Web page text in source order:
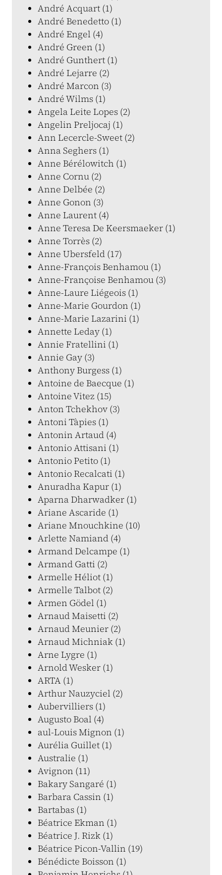
André Acquart (1)
André Benedetto (1)
André Engel (4)
André Green (1)
André Gunthert (1)
André Lejarre (2)
André Marcon (3)
André Wilms (1)
Angela Leite Lopes (2)
Angelin Preljocaj (1)
Ann Lecercle-Sweet (2)
Anna Seghers (1)
Anne Bérélowitch (1)
Anne Cornu (2)
Anne Delbée (2)
Anne Gonon (3)
Anne Laurent (4)
Anne Teresa De Keersmaeker (1)
Anne Torrès (2)
Anne Ubersfeld (17)
Anne-François Benhamou (1)
Anne-Françoise Benhamou (3)
Anne-Laure Liégeois (1)
Anne-Marie Gourdon (1)
Anne-Marie Lazarini (1)
Annette Leday (1)
Annie Fratellini (1)
Annie Gay (3)
Anthony Burgess (1)
Antoine de Baecque (1)
Antoine Vitez (15)
Anton Tchekhov (3)
Antoni Tàpies (1)
Antonin Artaud (4)
Antonio Attisani (1)
Antonio Petito (1)
Antonio Recalcati (1)
Anuradha Kapur (1)
Aparna Dharwadker (1)
Ariane Ascaride (1)
Ariane Mnouchkine (10)
Arlette Namiand (4)
Armand Delcampe (1)
Armand Gatti (2)
Armelle Héliot (1)
Armelle Talbot (2)
Armen Gödel (1)
Arnaud Maisetti (2)
Arnaud Meunier (2)
Arnaud Michniak (1)
Arne Lygre (1)
Arnold Wesker (1)
ARTA (1)
Arthur Nauzyciel (2)
Aubervilliers (1)
Augusto Boal (4)
aul-Louis Mignon (1)
Aurélia Guillet (1)
Australie (1)
Avignon (11)
Bakary Sangaré (1)
Barbara Cassin (1)
Bartabas (1)
Béatrice Ekman (1)
Béatrice J. Rizk (1)
Béatrice Picon-Vallin (19)
Bénédicte Boisson (1)